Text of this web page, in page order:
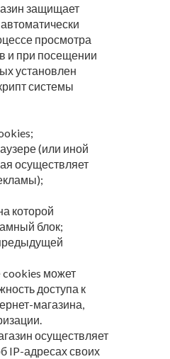
защищает
просмотра
и при посещении
установлен
системы
(или иной
осуществляет
которой
блок;
cookies может
доступа к
магазина,
осуществляет
IP-адресах своих